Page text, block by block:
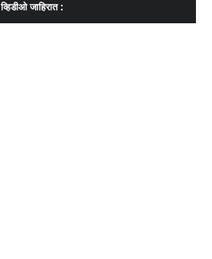
व्हिडीओ जाहिरात :